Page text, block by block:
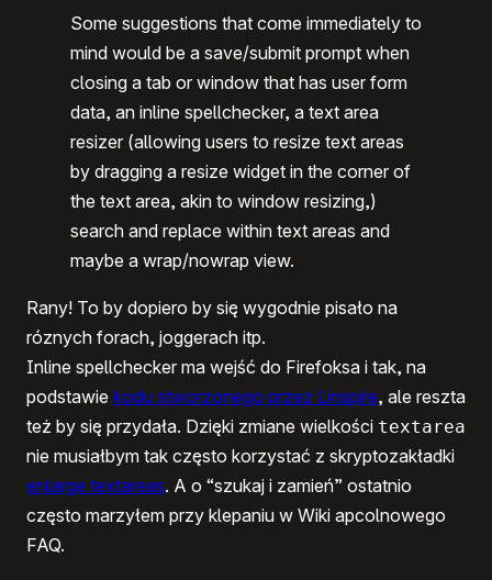
Some suggestions that come immediately to
mind would be a save/submit prompt when
closing a tab or window that has user form
data, an inline spellchecker, a text area
resizer (allowing users to resize text areas
by dragging a resize widget in the corner of
the text area, akin to window resizing,)
search and replace within text areas and
maybe a wrap/nowrap view.
Rany! To by dopiero by się wygodnie pisało na
róznych forach, joggerach itp.
Inline spellchecker ma wejść do Firefoksa i tak, na
podstawie kodu stworzonego przez Linspire, ale reszta
też by się przydała. Dzięki zmiane wielkości textarea
nie musiałbym tak często korzystać z skryptozakładki
enlarge textareas. A o “szukaj i zamień” ostatnio
często marzyłem przy klepaniu w Wiki apcolnowego
FAQ.